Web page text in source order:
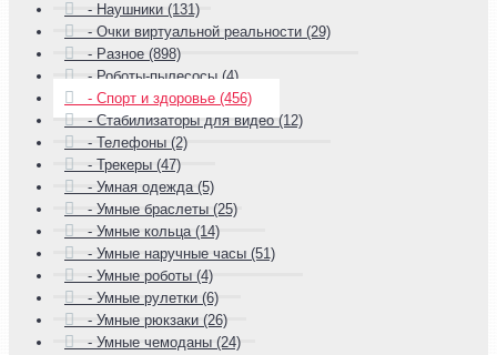
- Наушники (131)
- Очки виртуальной реальности (29)
- Разное (898)
- Роботы-пылесосы (4)
- Спорт и здоровье (456)
- Стабилизаторы для видео (12)
- Телефоны (2)
- Трекеры (47)
- Умная одежда (5)
- Умные браслеты (25)
- Умные кольца (14)
- Умные наручные часы (51)
- Умные роботы (4)
- Умные рулетки (6)
- Умные рюкзаки (26)
- Умные чемоданы (24)